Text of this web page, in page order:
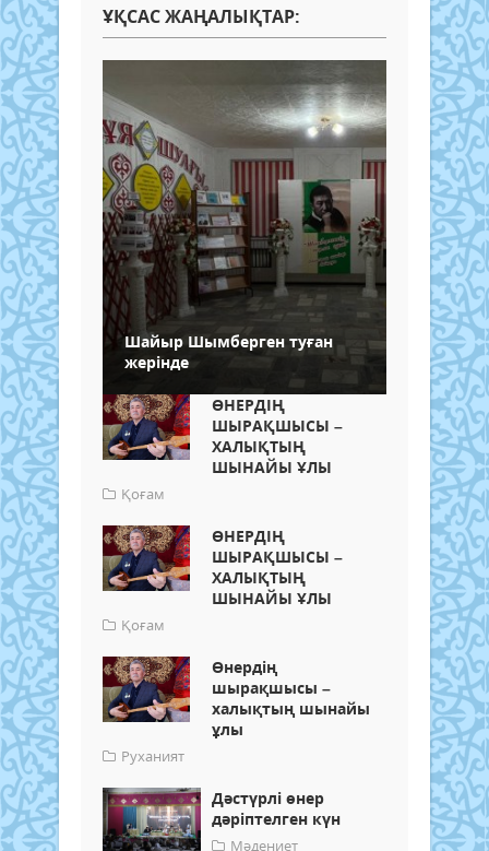
ҰҚСАС ЖАҢАЛЫҚТАР:
Шайыр Шымберген туған
жерінде
ӨНЕРДІҢ
ШЫРАҚШЫСЫ –
ХАЛЫҚТЫҢ
ШЫНАЙЫ ҰЛЫ
Қоғам
ӨНЕРДІҢ
ШЫРАҚШЫСЫ –
ХАЛЫҚТЫҢ
ШЫНАЙЫ ҰЛЫ
Қоғам
Өнердің
шырақшысы –
халықтың шынайы
ұлы
Руханият
Дәстүрлі өнер
дәріптелген күн
Мәдениет